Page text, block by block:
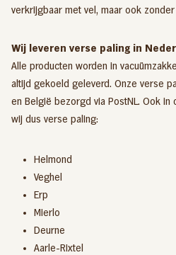
verkrijgbaar met vel, maar ook zonder
Wij leveren verse paling in
Alle producten worden in
altijd gekoeld geleverd. Onze verse
en België bezorgd via PostNL. Ook
wij dus verse paling:
Helmond
Veghel
Erp
Mierlo
Deurne
Aarle-Rixtel